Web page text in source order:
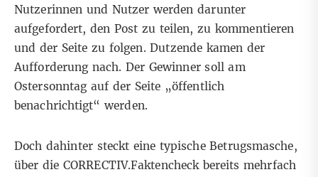
Nutzerinnen und Nutzer werden darunter
aufgefordert, den Post zu teilen, zu kommentieren
und der Seite zu folgen. Dutzende kamen der
Aufforderung nach. Der Gewinner soll am
Ostersonntag auf der Seite „öffentlich
benachrichtigt“ werden.
Doch dahinter steckt eine typische Betrugsmasche,
über die CORRECTIV.Faktencheck bereits mehrfach